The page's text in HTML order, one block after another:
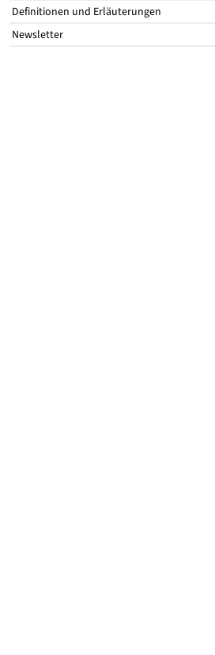
Definitionen und Erläuterungen
Newsletter